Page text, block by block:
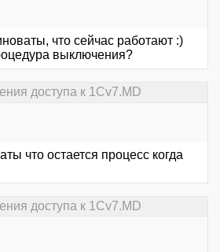
что сейчас работают :)
выключения?
доступа к 1Cv7.MD
что остается процесс когда
доступа к 1Cv7.MD